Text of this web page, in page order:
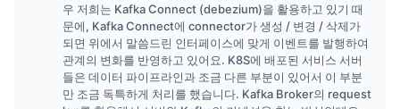
우 저희는 Kafka Connect (debezium)을 활용하고 있기 때
문에, Kafka Connect에 connector가 생성 / 변경 / 삭제가
되면 위에서 말씀드린 인터페이스에 맞게 이벤트를 발행하여
관계의 변화를 반영하고 있어요. K8S에 배포된 서비스 서버
들은 데이터 파이프라인과 조금 다른 부분이 있어서 이 부분
만 조금 독특하게 처리를 했습니다. Kafka Broker의 request